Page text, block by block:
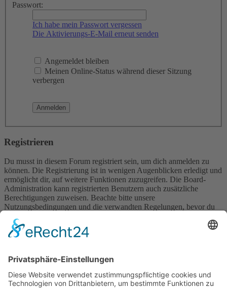
Passwort:
Ich habe mein Passwort vergessen
Die Aktivierungs-E-Mail erneut senden
Angemeldet bleiben
Meinen Online-Status während dieser Sitzung
verbergen
Registrieren
Du musst in diesem Forum registriert sein, um dich anmelden zu
können. Die Registrierung ist in wenigen Augenblicken erledigt und
ermöglicht dir, auf weitere Funktionen zuzugreifen. Die Board-
Administration kann registrierten Benutzern auch zusätzliche
Berechtigungen zuweisen. Beachte bitte unsere
Nutzungsbedingungen und die verwandten Regelungen, bevor du
wenn du dich in diesem Board bewegst.